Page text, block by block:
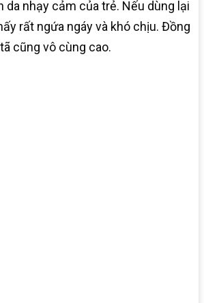
da nhạy cảm của trẻ. Nếu dùng lại
rất ngứa ngáy và khó chịu. Đồng
cũng vô cùng cao.